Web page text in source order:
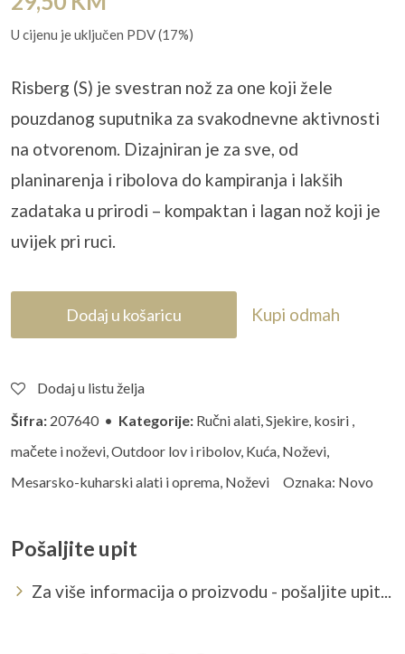
U cijenu je uključen PDV (17%)
Risberg (S) je svestran nož za one koji žele
pouzdanog suputnika za svakodnevne aktivnosti
na otvorenom. Dizajniran je za sve, od
planinarenja i ribolova do kampiranja i lakših
zadataka u prirodi – kompaktan i lagan nož koji je
uvijek pri ruci.
Dodaj u košaricu Kupi odmah
Dodaj u listu želja
Šifra: 207640 • Kategorije: Ručni alati Sjekire, kosiri ,
mačete i noževi Outdoor lov i ribolov, Kuća Noževi
Mesarsko-kuharski alati i oprema Noževi Oznaka: Novo
Pošaljite upit
Za više informacija o proizvodu - pošaljite upit...